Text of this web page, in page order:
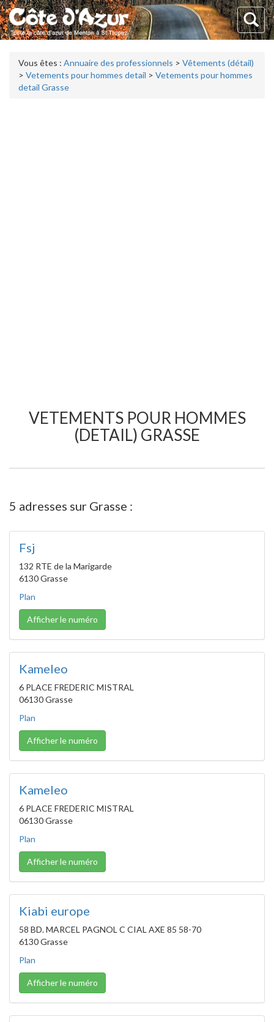
Vous êtes : Annuaire des professionnels > Vêtements (détail)
> Vetements pour hommes detail > Vetements pour hommes
detail Grasse
VETEMENTS POUR HOMMES
(DETAIL) GRASSE
5 adresses sur Grasse :
Fsj
132 RTE de la Marigarde
6130 Grasse
Plan
Afficher le numéro
Kameleo
6 PLACE FREDERIC MISTRAL
06130 Grasse
Plan
Afficher le numéro
Kameleo
6 PLACE FREDERIC MISTRAL
06130 Grasse
Plan
Afficher le numéro
Kiabi europe
58 BD. MARCEL PAGNOL C CIAL AXE 85 58-70
6130 Grasse
Plan
Afficher le numéro